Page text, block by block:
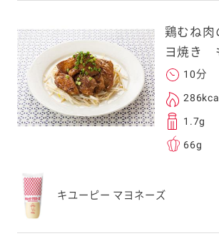
鶏むね肉
ヨ焼き
10分
1.7g
66g
キユーピー マヨネーズ